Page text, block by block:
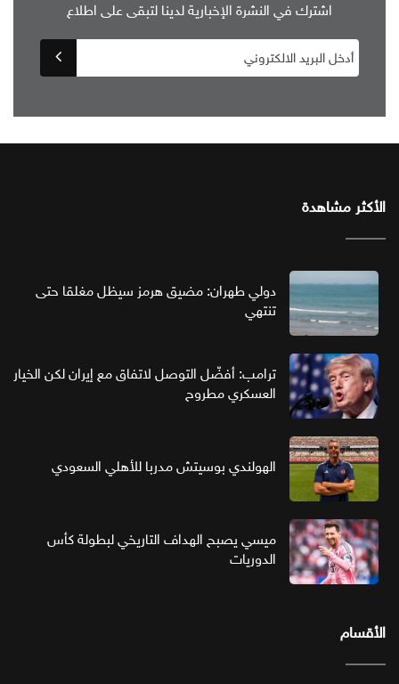
اشترك في النشرة الإخبارية لدينا لتبقى على اطلاع
الأكثر مشاهدة
دولي طهران: مضيق هرمز سيظل مغلقا حتى
تنتهي
ترامب: أفضّل التوصل لاتفاق مع إيران لكن الخيار
العسكري مطروح
الهولندي بوسيتش مدربا للأهلي السعودي
ميسي يصبح الهداف التاريخي لبطولة كأس
الدوريات
الأقسام